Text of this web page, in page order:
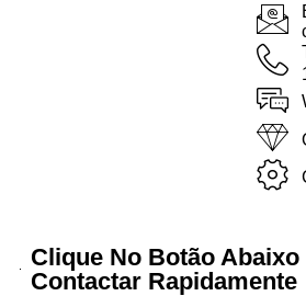
Clique No Botão Abaixo
Contactar Rapidamente